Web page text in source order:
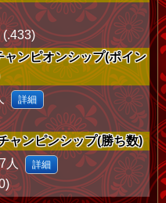
ンピオンシップ(ポイン
詳細
ャンピンシップ(勝ち数)
人 詳細